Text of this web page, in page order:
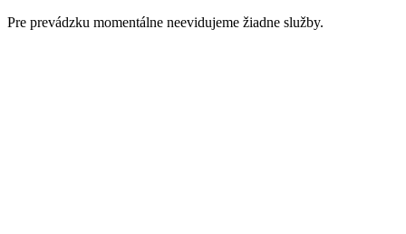
Pre prevádzku momentálne neevidujeme žiadne služby.